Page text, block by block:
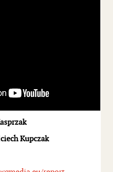
Kupczak